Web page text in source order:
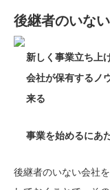
後継者のいな
新しく事業立ち上
会社が保有するノ
来る
事業を始めるにあ
後継者のいない会社